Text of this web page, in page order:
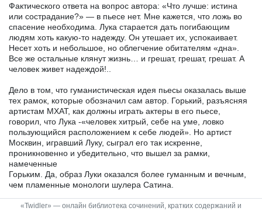
Фактического ответа на вопрос автора: «Что лучше: истина
или сострадание?» — в пьесе нет. Мне кажется, что ложь во
спасение необходима. Лука старается дать погибающим
людям хоть какую-то надежду. Он утешает их, успокаивает.
Несет хоть и небольшое, но облегчение обитателям «дна».
Все же остальные клянут жизнь… и грешат, грешат, грешат. А
человек живет надеждой!..
Дело в том, что гуманистическая идея пьесы оказалась выше
тех рамок, которые обозначил сам автор. Горький, разъясняя
артистам МХАТ, как должны играть актеры в его пьесе,
говорил, что Лука -«человек хитрый, себе на уме, ловко
пользующийся расположением к себе людей». Но артист
Москвин, игравший Луку, сыграл его так искренне,
проникновенно и убедительно, что вышел за рамки,
намеченные
Горьким. Да, образ Луки оказался более гуманным и вечным,
чем пламенные монологи шулера Сатина.
«Twidler» — онлайн библиотека сочинений, кратких содержаний и